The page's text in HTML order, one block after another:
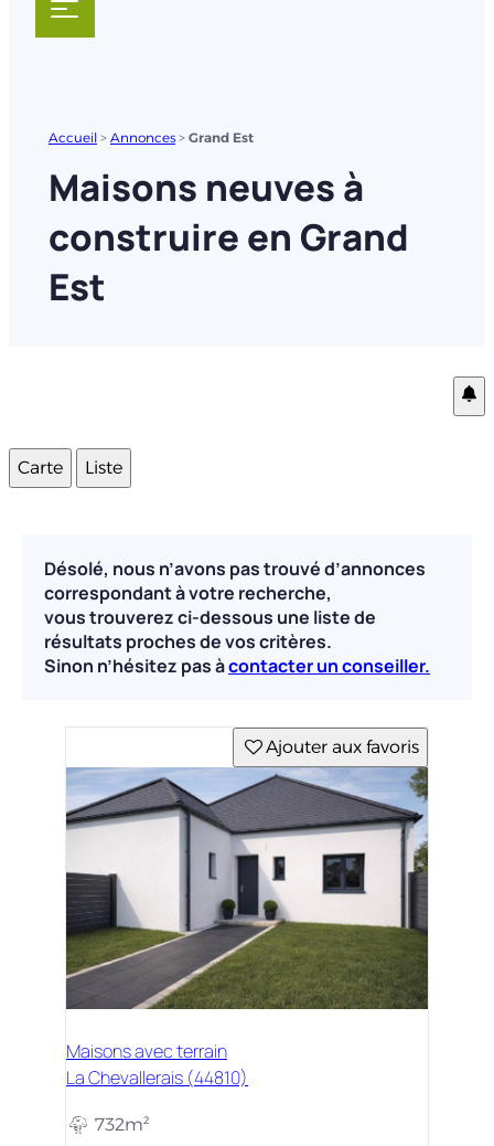
Accueil > Annonces > Grand Est
Maisons neuves à
construire en Grand
Est
Carte Liste
Désolé, nous n’avons pas trouvé d’annonces
correspondant à votre recherche,
vous trouverez ci-dessous une liste de
résultats proches de vos critères.
Sinon n’hésitez pas àcontacter un conseiller.
Ajouter aux favoris
Maisons avec terrain
La Chevallerais (44810)
732m²